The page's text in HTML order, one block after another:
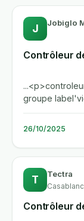
J Jobiglo
Contrôleur
groupe
maroc. vous...
26/10/2025
T Tectra
Contrôleur